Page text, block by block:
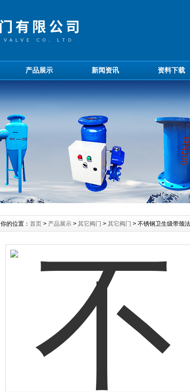
产品展示 新闻资讯 资料下载
你的位置： 首页 > 产品展示 > 其它阀门 > 其它阀门 > 不锈钢卫生级带颈